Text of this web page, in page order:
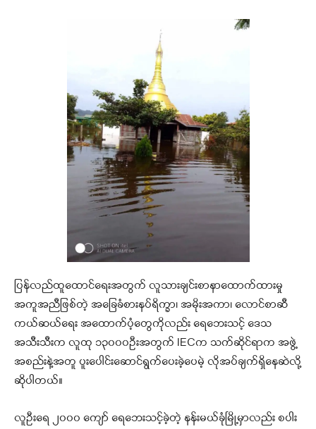
ပြန်လည်ထူထောင်ရေးအတွက် လူသားချင်းစာနာထောက်ထားမှု
အကူအညီဖြစ်တဲ့ အခြေခံစားနပ်ရိက္ခာ၊ အမိုးအကာ‌၊ လောင်စာဆီ
ကယ်ဆယ်ရေး အထောက်ပံ့တွေကိုလည်း ရေဘေးသင့် ဒေသ
အသီးသီးက လူထု ၁၃၀၀၀ဦးအတွက် IECက သက်ဆိုင်ရာက အဖွဲ့
အစည်းနဲ့အတူ ပူးပေါင်းဆောင်ရွက်ပေးခဲ့ပေမဲ့ လိုအပ်ချက်ရှိနေဆဲလို့
ဆိုပါတယ်။
လူဦးရေ ၂၀၀၀ ကျော် ရေဘေးသင့်ခဲ့တဲ့ နန်းမယ်ခုံမြို့မှာလည်း စပါး